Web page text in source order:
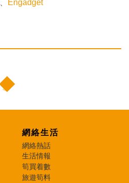
Engadget
網絡生活
網絡熱話
生活情報
筍買着數
旅遊筍料